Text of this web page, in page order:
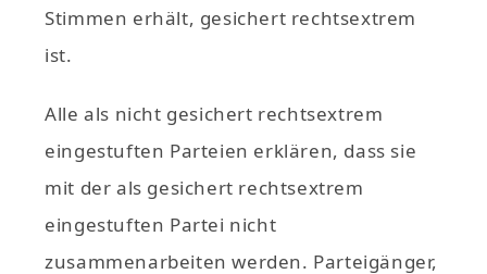
Stimmen erhält, gesichert rechtsextrem
ist.
Alle als nicht gesichert rechtsextrem
eingestuften Parteien erklären, dass sie
mit der als gesichert rechtsextrem
eingestuften Partei nicht
zusammenarbeiten werden. Parteigänger,